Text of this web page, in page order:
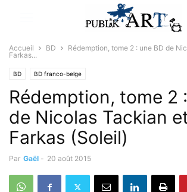
Accueil BD
Rédemption, tome 2 : une BD de
Farkas...
BD BD franco-belge
Rédemption, tome 2
de Nicolas Tackian
Farkas (Soleil)
Par Gaël - 20 août 2015